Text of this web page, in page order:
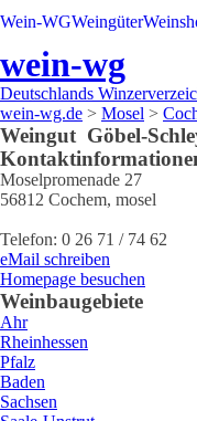
Wein-WGWeingüter
wein-wg
Deutschlands
wein-wg.de > Mosel >
Weingut Göbel-
Moselpromenade 27
56812 Cochem, mosel
Telefon: 0 26 71 / 74 62
eMail schreiben
Homepage besuchen
Weinbaugebiete
Ahr
Rheinhessen
Pfalz
Baden
Sachsen